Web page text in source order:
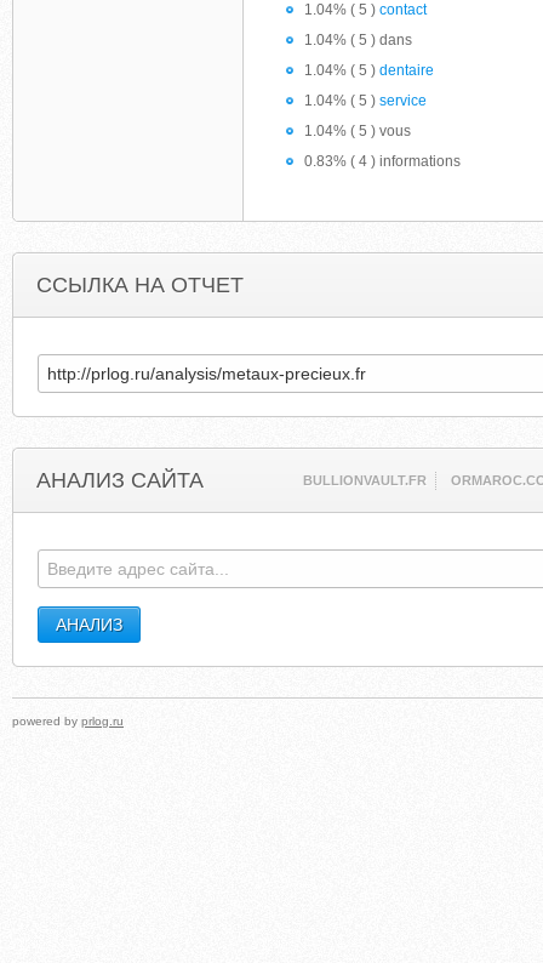
1.04% ( 5 ) contact
1.04% ( 5 ) dans
1.04% ( 5 ) dentaire
1.04% ( 5 ) service
1.04% ( 5 ) vous
0.83% ( 4 ) informations
ССЫЛКА НА ОТЧЕТ
АНАЛИЗ САЙТА BULLIONVAULT.FR
powered by prlog.ru